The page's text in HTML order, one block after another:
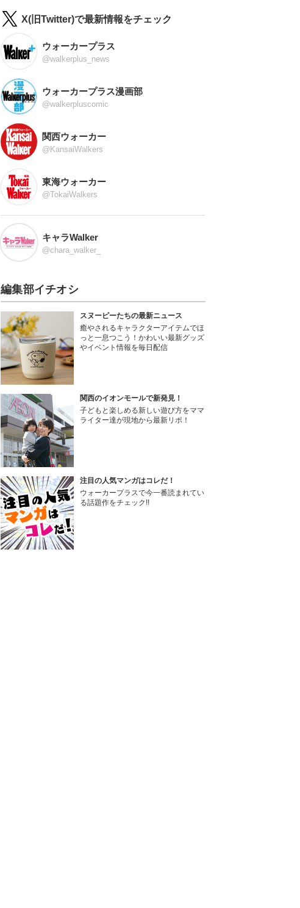
X(旧Twitter)で最新情報をチェック
ウォーカープラス
@walkerplus_news
ウォーカープラス漫画部
@walkerpluscomic
関西ウォーカー
@KansaiWalkers
東海ウォーカー
@TokaiWalkers
キャラWalker
@chara_walker_
編集部イチオシ
スヌーピーたちの最新ニュース
癒やされるキャラクターアイテムでほ
っと一息つこう！かわいい最新グッズ
やイベント情報を毎日配信
関西のイオンモールで新発見！
子どもと楽しめる新しい遊び方をママ
ライター達が現地から最新リポ！
注目の人気マンガはコレだ！
ウォーカープラスで今一番読まれてい
る話題作をチェック!!